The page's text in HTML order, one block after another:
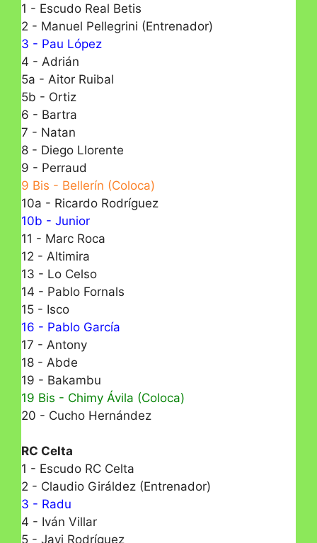
1 - Escudo Real Betis
2 - Manuel Pellegrini (Entrenador)
3 - Pau López
4 - Adrián
5a - Aitor Ruibal
5b - Ortiz
6 - Bartra
7 - Natan
8 - Diego Llorente
9 - Perraud
9 Bis - Bellerín (Coloca)
10a - Ricardo Rodríguez
10b - Junior
11 - Marc Roca
12 - Altimira
13 - Lo Celso
14 - Pablo Fornals
15 - Isco
16 - Pablo García
17 - Antony
18 - Abde
19 - Bakambu
19 Bis - Chimy Ávila (Coloca)
20 - Cucho Hernández
RC Celta
1 - Escudo RC Celta
2 - Claudio Giráldez (Entrenador)
3 - Radu
4 - Iván Villar
5 - Javi Rodríguez